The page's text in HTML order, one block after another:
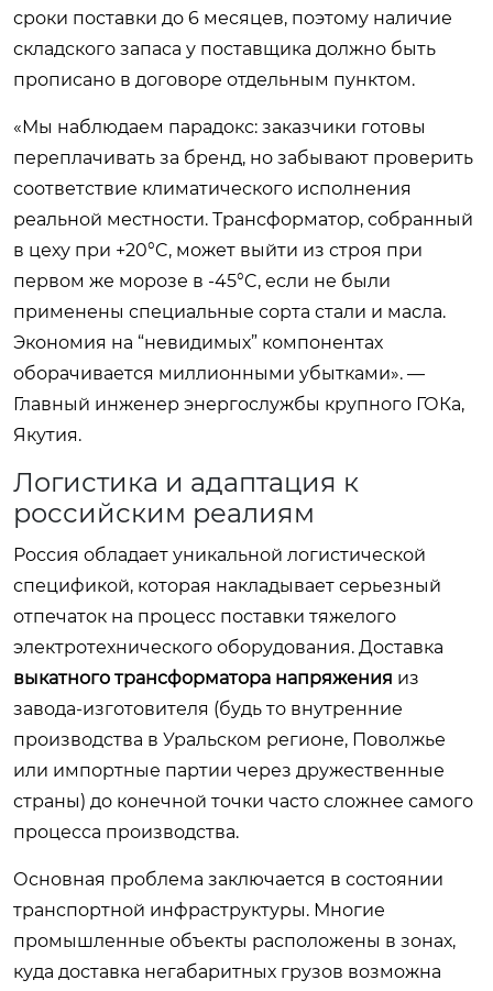
сроки поставки до 6 месяцев, поэтому наличие
складского запаса у поставщика должно быть
прописано в договоре отдельным пунктом.
«Мы наблюдаем парадокс: заказчики готовы
переплачивать за бренд, но забывают проверить
соответствие климатического исполнения
реальной местности. Трансформатор, собранный
в цеху при +20°C, может выйти из строя при
первом же морозе в -45°C, если не были
применены специальные сорта стали и масла.
Экономия на “невидимых” компонентах
оборачивается миллионными убытками». —
Главный инженер энергослужбы крупного ГОКа,
Якутия.
Логистика и адаптация к
российским реалиям
Россия обладает уникальной логистической
спецификой, которая накладывает серьезный
отпечаток на процесс поставки тяжелого
электротехнического оборудования. Доставка
выкатного трансформатора напряжения из
завода-изготовителя (будь то внутренние
производства в Уральском регионе, Поволжье
или импортные партии через дружественные
страны) до конечной точки часто сложнее самого
процесса производства.
Основная проблема заключается в состоянии
транспортной инфраструктуры. Многие
промышленные объекты расположены в зонах,
куда доставка негабаритных грузов возможна